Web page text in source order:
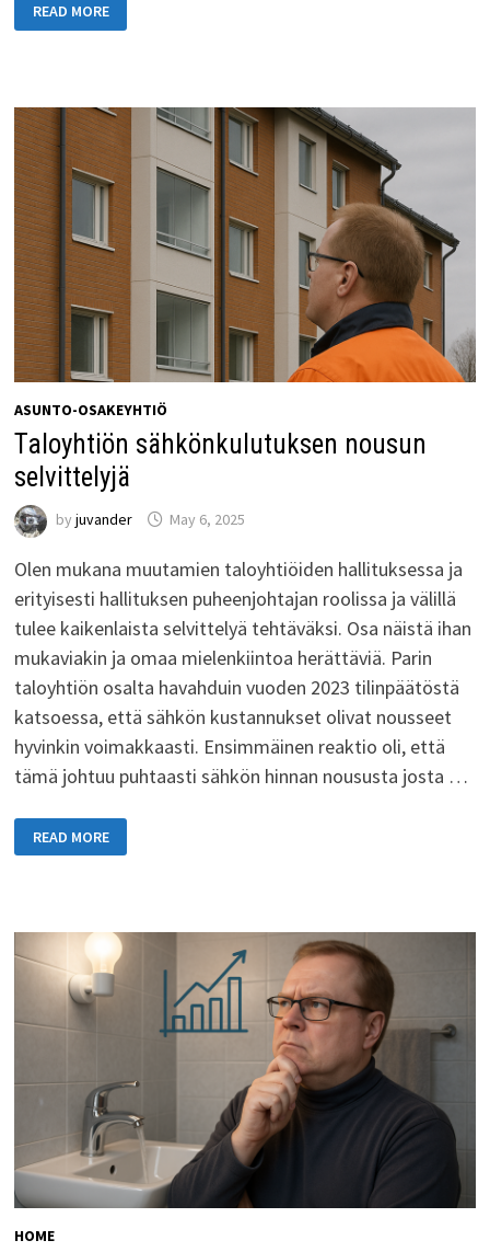
TALOYHTIÖN
SÄHKÖNKULUTUKSEN
READ MORE
ASUNTO-OSAKEYHTIÖ
Taloyhtiön sähkönkulutuksen nousun
selvittelyjä
by juvander May 6, 2025
Olen mukana muutamien taloyhtiöiden hallituksessa ja
erityisesti hallituksen puheenjohtajan roolissa ja välillä
tulee kaikenlaista selvittelyä tehtäväksi. Osa näistä ihan
mukaviakin ja omaa mielenkiintoa herättäviä. Parin
taloyhtiön osalta havahduin vuoden 2023 tilinpäätöstä
katsoessa, että sähkön kustannukset olivat nousseet
hyvinkin voimakkaasti. Ensimmäinen reaktio oli, että
tämä johtuu puhtaasti sähkön hinnan noususta josta …
SÄHKÖNKULUTUKSEN
NOUSUN
READ MORE
HOME